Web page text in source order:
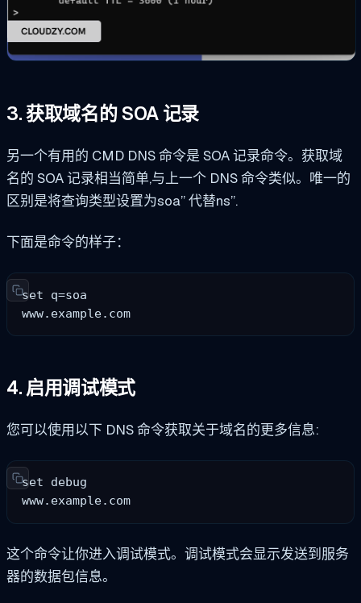
3. 获取域名的 SOA 记录
另一个有用的 CMD DNS 命令是 SOA 记录命令。获取域
名的 SOA 记录相当简单,与上一个 DNS 命令类似。唯一的
区别是将查询类型设置为soa”代替ns”.
下面是命令的样子：
set q=soa
www.example.com
4. 启用调试模式
您可以使用以下 DNS 命令获取关于域名的更多信息:
set debug
www.example.com
这个命令让你进入调试模式。调试模式会显示发送到服务
器的数据包信息。